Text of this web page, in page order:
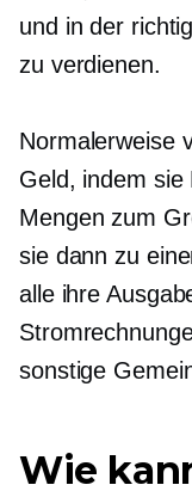
und in der
zu verdienen.
Normalerweise
Geld, indem sie
Mengen zum
sie dann zu
alle ihre
sonstige
Wie